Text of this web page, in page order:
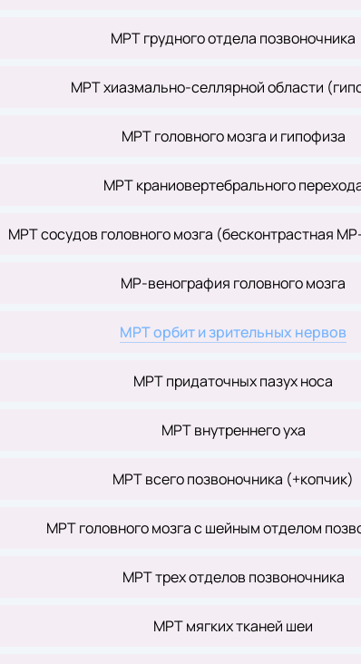
МРТ грудного отдела позвоночника
МРТ хиазмально-селлярной области
МРТ головного мозга и гипофиза
МРТ краниовертебрального
МРТ сосудов головного мозга (бесконтрастная
МР-венография головного мозга
МРТ орбит и зрительных нервов
МРТ придаточных пазух носа
МРТ внутреннего уха
МРТ всего позвоночника (+копчик)
МРТ головного мозга с шейным отделом
МРТ трех отделов позвоночника
МРТ мягких тканей шеи